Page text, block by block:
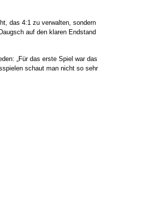
das 4:1 zu verwalten, sondern
auf den klaren Endstand
„Für das erste Spiel war das
schaut man nicht so sehr